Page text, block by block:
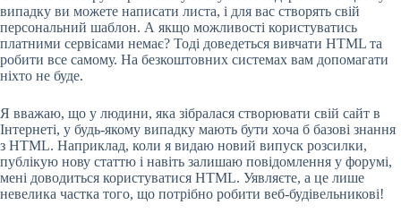
випадку ви можете написати листа, і для вас створять свій
персональний шаблон. А якщо можливості користуватись
платними сервісами немає? Тоді доведеться вивчати HTML та
робити все самому. На безкоштовних системах вам допомагати
ніхто не буде.
Я вважаю, що у людини, яка зібралася створювати свій сайт в
Інтернеті, у будь-якому випадку мають бути хоча б базові знання
з HTML. Наприклад, коли я видаю новий випуск розсилки,
публікую нову статтю і навіть залишаю повідомлення у форумі,
мені доводиться користуватися HTML. Уявляєте, а це лише
невелика частка того, що потрібно робити веб-будівельникові!